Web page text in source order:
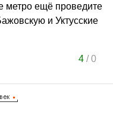
метро ещё проведите
и Уктусские
4/0